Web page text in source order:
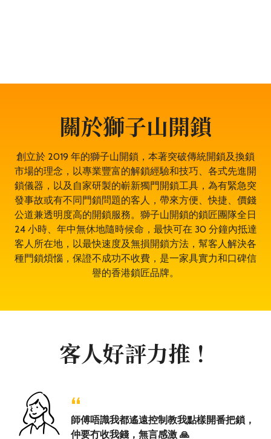
關於獅子山開鎖
創立於 2019 年的獅子山開鎖，本著突破傳統開鎖及換鎖
市場的理念，以專業豐富的解鎖經驗和技巧、各式先進開
鎖儀器，以及自家研製的嶄新獨門開鎖工具，為有緊急突
發事故或有不同門鎖問題的客人，帶來方便、快捷、價錢
公道兼透明度高的開鎖服務。獅子山開鎖的鎖匠團隊全日
24 小時、年中無休地隨時候命，最快可在 30 分鐘內抵達
客人所在地，以最快速度及無損開鎖方法，幫客人解決各
種門鎖煩惱，保證不成功不收費，是一家具實力和口碑信
譽的香港鎖匠品牌。
客人好評力推！
“
師傅唔識我都遙遠控制教我點樣開番把鎖，
仲要冇收我錢，無言感激 🙏